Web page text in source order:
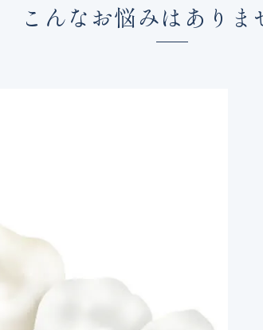
こんなお悩みはありま